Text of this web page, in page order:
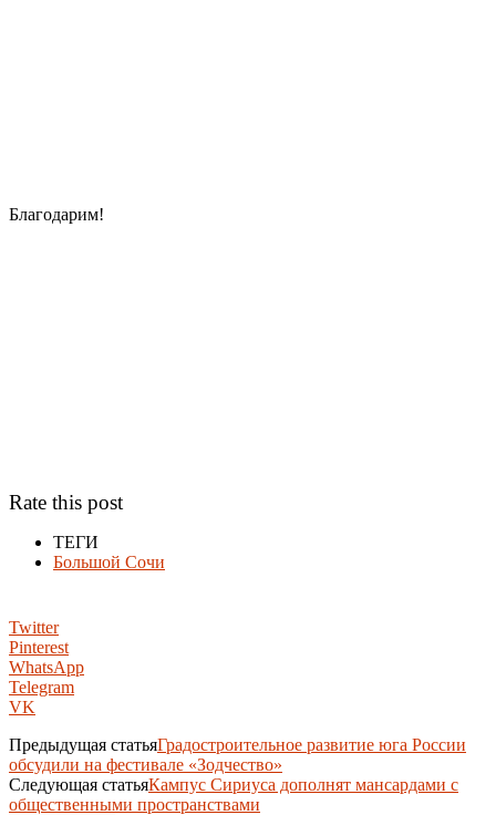
Благодарим!
Rate this post
ТЕГИ
Большой Сочи
Twitter
Pinterest
WhatsApp
Telegram
VK
Предыдущая статьяГрадостроительное развитие юга России
обсудили на фестивале «Зодчество»
Следующая статьяКампус Сириуса дополнят мансардами с
общественными пространствами